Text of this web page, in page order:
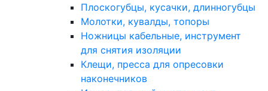
Плоскогубцы, кусачки, длинногубцы
Молотки, кувалды, топоры
Ножницы кабельные, инструмент
для снятия изоляции
Клещи, пресса для опресовки
наконечников